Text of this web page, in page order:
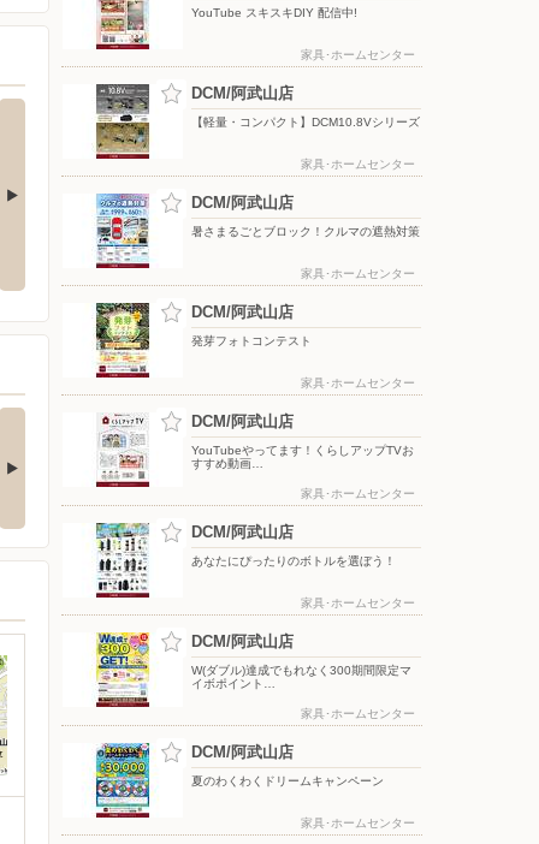
定】特別
ン
8月のDCMブランド イチオシ商品
今月のお買い得品（WEBチラ
ダブル)達成でもれな
300期間限定マ…
キャンペーン対象】 ・キ
ンペーン期間中に…
ンスに！夏のわく…
ペーン期間中の合計…
YouTube スキスキDIY 配信中!
家具･ホームセンター
DCM/阿武山店
【軽量・コンパクト】DCM10.8Vシリーズ
家具･ホームセンター
DCM/阿武山店
暑さまるごとブロック！クルマの遮熱対策
家具･ホームセンター
DCM/阿武山店
発芽フォトコンテスト
家具･ホームセンター
DCM/阿武山店
YouTubeやってます！くらしアップTVお
すすめ動画…
家具･ホームセンター
DCM/阿武山店
あなたにぴったりのボトルを選ぼう！
家具･ホームセンター
DCM/阿武山店
W(ダブル)達成でもれなく300期間限定マ
イボポイント…
家具･ホームセンター
DCM/阿武山店
夏のわくわくドリームキャンペーン
家具･ホームセンター